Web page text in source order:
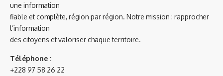
une information
fiable et complète, région par région. Notre mission : rapprocher
l’information
des citoyens et valoriser chaque territoire.
Téléphone :
+228 97 58 26 22